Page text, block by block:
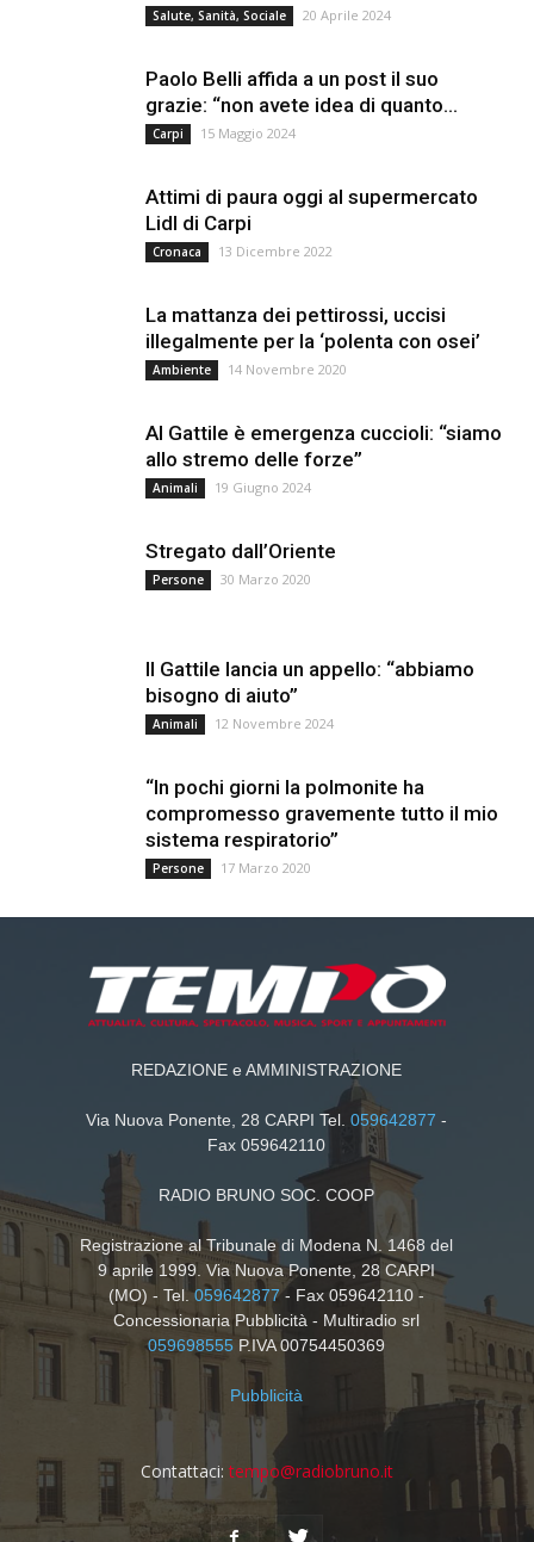
Salute, Sanità, Sociale 20 Aprile 2024
Paolo Belli affida a un post il suo
grazie: “non avete idea di quanto...
Carpi 15 Maggio 2024
Attimi di paura oggi al supermercato
Lidl di Carpi
Cronaca 13 Dicembre 2022
La mattanza dei pettirossi, uccisi
illegalmente per la ‘polenta con osei’
Ambiente 14 Novembre 2020
Al Gattile è emergenza cuccioli: “siamo
allo stremo delle forze”
Animali 19 Giugno 2024
Stregato dall’Oriente
Persone 30 Marzo 2020
Il Gattile lancia un appello: “abbiamo
bisogno di aiuto”
Animali 12 Novembre 2024
“In pochi giorni la polmonite ha
compromesso gravemente tutto il mio
sistema respiratorio”
Persone 17 Marzo 2020
REDAZIONE e AMMINISTRAZIONE
Via Nuova Ponente, 28 CARPI Tel.059642877 -
Fax 059642110
RADIO BRUNO SOC. COOP
Registrazione al Tribunale di Modena N. 1468 del
9 aprile 1999. Via Nuova Ponente, 28 CARPI
(MO) - Tel.059642877- Fax 059642110 -
Concessionaria Pubblicità - Multiradio srl
059698555 P.IVA 00754450369
Pubblicità
Contattaci: tempo@radiobruno.it